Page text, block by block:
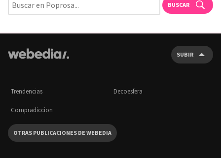
BUSCAR
SUBIR
Trendencias Decoesfera
Compradiccion
OTRAS PUBLICACIONES DE WEBEDIA